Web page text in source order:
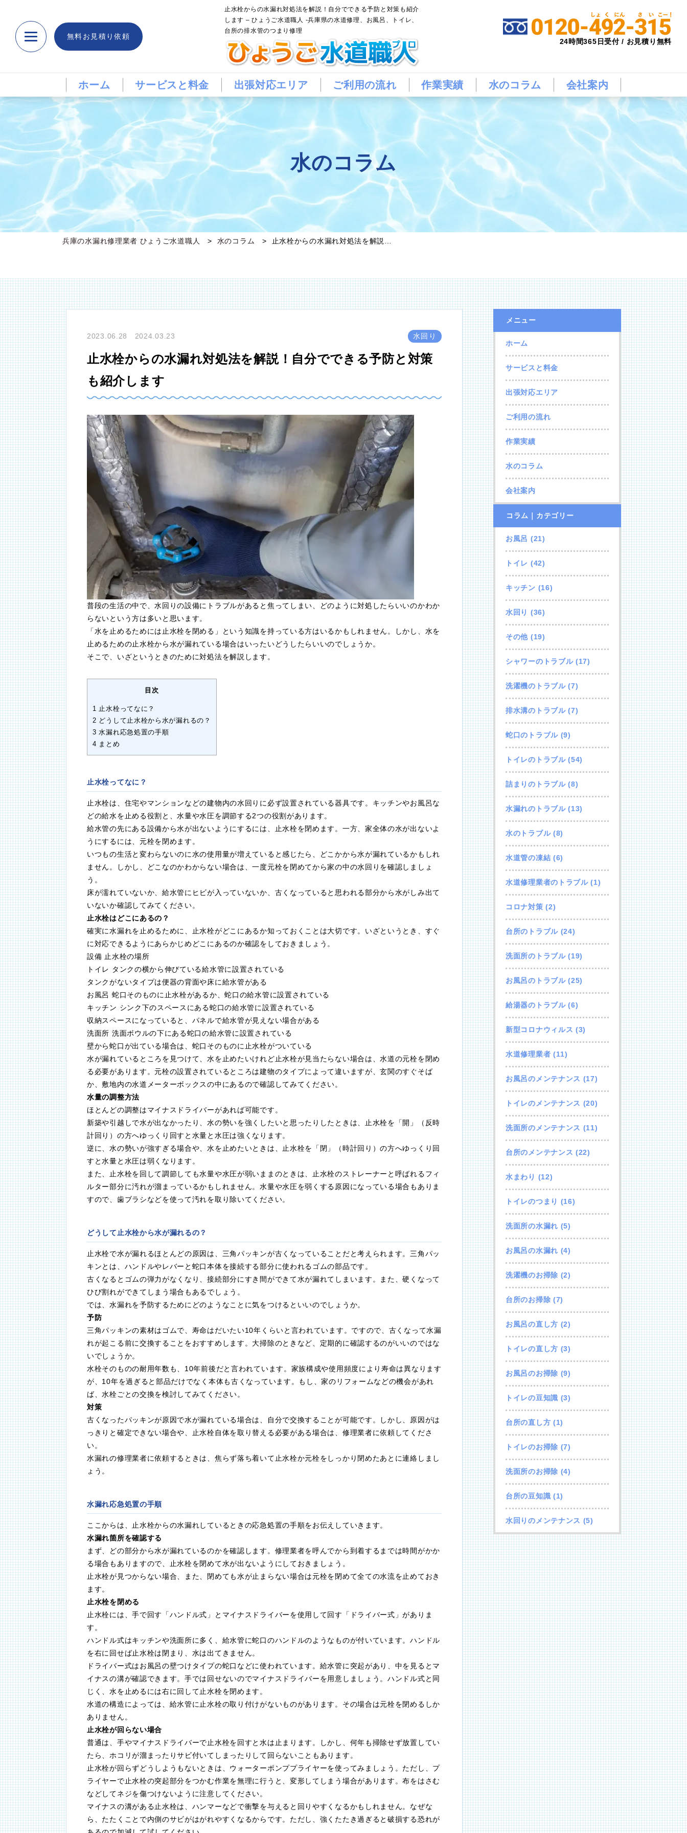
無料お見積り依頼
止水栓からの水漏れ対処法を解説！自分でできる予防と対策も紹介
します – ひょうご水道職人 -兵庫県の水道修理、お風呂、トイレ、
台所の排水管のつまり修理
24時間365日受付 / お見積り無料
ホーム サービスと料金 出張対応エリア ご利用の流れ 作業実績 水のコラム 会社案内
水のコラム
兵庫の水漏れ修理業者 ひょうご水道職人 水のコラム 止水栓からの水漏れ対処法を解説…
2023.06.28 2024.03.23 水回り
止水栓からの水漏れ対処法を解説！自分でできる予防と対策
も紹介します
普段の生活の中で、水回りの設備にトラブルがあると焦ってしまい、どのように対処したらいいのかわか
らないという方は多いと思います。
「水を止めるためには止水栓を閉める」という知識を持っている方はいるかもしれません。しかし、水を
止めるための止水栓から水が漏れている場合はいったいどうしたらいいのでしょうか。
そこで、いざというときのために対処法を解説します。
目次
1
止水栓ってなに？
2 どうして止水栓から水が漏れるの？
3 水漏れ応急処置の手順
4 まとめ
止水栓ってなに？
止水栓は、住宅やマンションなどの建物内の水回りに必ず設置されている器具です。キッチンやお風呂な
どの給水を止める役割と、水量や水圧を調節する2つの役割があります。
給水管の先にある設備から水が出ないようにするには、止水栓を閉めます。一方、家全体の水が出ないよ
うにするには、元栓を閉めます。
いつもの生活と変わらないのに水の使用量が増えていると感じたら、どこかから水が漏れているかもしれ
ません。しかし、どこなのかわからない場合は、一度元栓を閉めてから家の中の水回りを確認しましょ
う。
床が濡れていないか、給水管にヒビが入っていないか、古くなっていると思われる部分から水がしみ出て
いないか確認してみてください。
止水栓はどこにあるの？
確実に水漏れを止めるために、止水栓がどこにあるか知っておくことは大切です。いざというとき、すぐ
に対応できるようにあらかじめどこにあるのか確認をしておきましょう。
設備 止水栓の場所
トイレ タンクの横から伸びている給水管に設置されている
タンクがないタイプは便器の背面や床に給水管がある
お風呂 蛇口そのものに止水栓があるか、蛇口の給水管に設置されている
キッチン シンク下のスペースにある蛇口の給水管に設置されている
収納スペースになっていると、パネルで給水管が見えない場合がある
洗面所 洗面ボウルの下にある蛇口の給水管に設置されている
壁から蛇口が出ている場合は、蛇口そのものに止水栓がついている
水が漏れているところを見つけて、水を止めたいけれど止水栓が見当たらない場合は、水道の元栓を閉め
る必要があります。元栓の設置されているところは建物のタイプによって違いますが、玄関のすぐそば
か、敷地内の水道メーターボックスの中にあるので確認してみてください。
水量の調整方法
ほとんどの調整はマイナスドライバーがあれば可能です。
新築や引越しで水が出なかったり、水の勢いを強くしたいと思ったりしたときは、止水栓を「開」（反時
計回り）の方へゆっくり回すと水量と水圧は強くなります。
逆に、水の勢いが強すぎる場合や、水を止めたいときは、止水栓を「閉」（時計回り）の方へゆっくり回
すと水量と水圧は弱くなります。
また、止水栓を回して調節しても水量や水圧が弱いままのときは、止水栓のストレーナーと呼ばれるフィ
ルター部分に汚れが溜まっているかもしれません。水量や水圧を弱くする原因になっている場合もありま
すので、歯ブラシなどを使って汚れを取り除いてください。
どうして止水栓から水が漏れるの？
止水栓で水が漏れるほとんどの原因は、三角パッキンが古くなっていることだと考えられます。三角パッ
キンとは、ハンドルやレバーと蛇口本体を接続する部分に使われるゴムの部品です。
古くなるとゴムの弾力がなくなり、接続部分にすき間ができて水が漏れてしまいます。また、硬くなって
ひび割れができてしまう場合もあるでしょう。
では、水漏れを予防するためにどのようなことに気をつけるといいのでしょうか。
予防
三角パッキンの素材はゴムで、寿命はだいたい10年くらいと言われています。ですので、古くなって水漏
れが起こる前に交換することをおすすめします。大掃除のときなど、定期的に確認するのがいいのではな
いでしょうか。
水栓そのものの耐用年数も、10年前後だと言われています。家族構成や使用頻度により寿命は異なります
が、10年を過ぎると部品だけでなく本体も古くなっています。もし、家のリフォームなどの機会があれ
ば、水栓ごとの交換を検討してみてください。
対策
古くなったパッキンが原因で水が漏れている場合は、自分で交換することが可能です。しかし、原因がは
っきりと確定できない場合や、止水栓自体を取り替える必要がある場合は、修理業者に依頼してくださ
い。
水漏れの修理業者に依頼するときは、焦らず落ち着いて止水栓か元栓をしっかり閉めたあとに連絡しまし
ょう。
水漏れ応急処置の手順
ここからは、止水栓からの水漏れしているときの応急処置の手順をお伝えしていきます。
水漏れ箇所を確認する
まず、どの部分から水が漏れているのかを確認します。修理業者を呼んでから到着するまでは時間がかか
る場合もありますので、止水栓を閉めて水が出ないようにしておきましょう。
止水栓が見つからない場合、また、閉めても水が止まらない場合は元栓を閉めて全ての水流を止めておき
ます。
止水栓を閉める
止水栓には、手で回す「ハンドル式」とマイナスドライバーを使用して回す「ドライバー式」がありま
す。
ハンドル式はキッチンや洗面所に多く、給水管に蛇口のハンドルのようなものが付いています。ハンドル
を右に回せば止水栓は閉まり、水は出てきません。
ドライバー式はお風呂の壁つけタイプの蛇口などに使われています。給水管に突起があり、中を見るとマ
イナスの溝が確認できます。手では回せないのでマイナスドライバーを用意しましょう。ハンドル式と同
じく、水を止めるには右に回して止水栓を閉めます。
水道の構造によっては、給水管に止水栓の取り付けがないものがあります。その場合は元栓を閉めるしか
ありません。
止水栓が回らない場合
普通は、手やマイナスドライバーで止水栓を回すと水は止まります。しかし、何年も掃除せず放置してい
たら、ホコリが溜まったりサビ付いてしまったりして回らないこともあります。
止水栓が回らずどうしようもないときは、ウォーターポンププライヤーを使ってみましょう。ただし、プ
ライヤーで止水栓の突起部分をつかむ作業を無理に行うと、変形してしまう場合があります。布をはさむ
などしてネジを傷つけないように注意してください。
マイナスの溝がある止水栓は、ハンマーなどで衝撃を与えると回りやすくなるかもしれません。なぜな
ら、たたくことで内側のサビがはがれやすくなるからです。ただし、強くたたき過ぎると破損する恐れが
メニュー
ホーム
サービスと料金
出張対応エリア
ご利用の流れ
作業実績
水のコラム
会社案内
コラム｜カテゴリー
お風呂 (21)
トイレ (42)
キッチン (16)
水回り (36)
その他 (19)
シャワーのトラブル(17)
洗濯機のトラブル(7)
排水溝のトラブル(7)
蛇口のトラブル(9)
トイレのトラブル(54)
詰まりのトラブル(8)
水漏れのトラブル(13)
水のトラブル(8)
水道管の凍結 (6)
水道修理業者のトラブル(1)
コロナ対策 (2)
台所のトラブル(24)
洗面所のトラブル(19)
お風呂のトラブル(25)
給湯器のトラブル(6)
新型コロナウィルス (3)
水道修理業者 (11)
お風呂のメンテナンス (17)
トイレのメンテナンス (20)
洗面所のメンテナンス (11)
台所のメンテナンス (22)
水まわり (12)
トイレのつまり (16)
洗面所の水漏れ (5)
お風呂の水漏れ (4)
洗濯機のお掃除 (2)
台所のお掃除 (7)
お風呂の直し方 (2)
トイレの直し方 (3)
お風呂のお掃除 (9)
トイレの豆知識 (3)
台所の直し方 (1)
トイレのお掃除 (7)
洗面所のお掃除 (4)
台所の豆知識 (1)
水回りのメンテナンス (5)